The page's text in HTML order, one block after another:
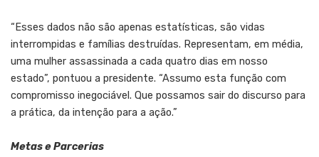
“Esses dados não são apenas estatísticas, são vidas
interrompidas e famílias destruídas. Representam, em média,
uma mulher assassinada a cada quatro dias em nosso
estado”, pontuou a presidente. “Assumo esta função com
compromisso inegociável. Que possamos sair do discurso para
a prática, da intenção para a ação.”
Metas e Parcerias